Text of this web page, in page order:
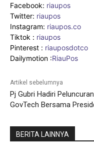
Facebook: riaupos
Twitter: riaupos
Instagram: riaupos.co
Tiktok : riaupos
Pinterest : riauposdotco
Dailymotion :RiauPos
Artikel sebelumnya
Pj Gubri Hadiri Peluncuran
GovTech Bersama
BERITA LAINNYA